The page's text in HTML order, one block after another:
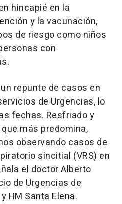
hincapié en la
y la vacunación,
de riesgo como niños
con
repunte de casos en
de Urgencias, lo
fechas. Resfriado y
más predomina,
observando casos de
sincitial (VRS) en
el doctor Alberto
de Urgencias de
HM Santa Elena.